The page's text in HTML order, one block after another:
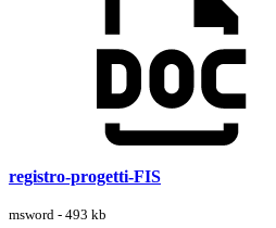
registro-progetti-FIS
msword - 493 kb